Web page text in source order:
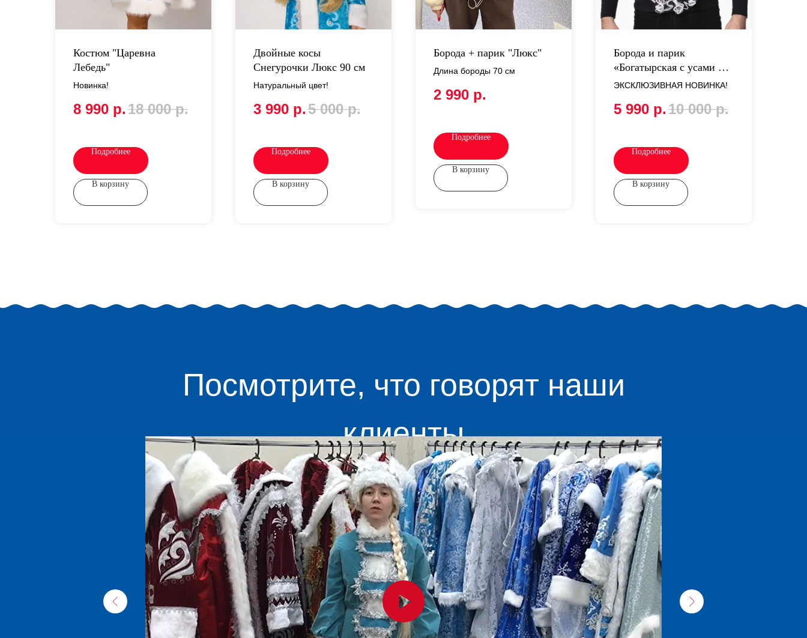
Костюм "Царевна
Лебедь"
Новинка!
8 990 р.18 000 р.
Подробнее
В корзину
Двойные косы
Снегурочки Люкс 90 см
Натуральный цвет!
3 990 р.5 000 р.
Подробнее
В корзину
Борода + парик "Люкс"
Длина бороды 70 см
2 990 р.
Подробнее
В корзину
Борода и парик
«Богатырская с усами и
бровями» Белая
ЭКСКЛЮЗИВНАЯ НОВИНКА!
5 990 р.10 000 р.
Подробнее
В корзину
Посмотрите, что говорят наши
клиенты